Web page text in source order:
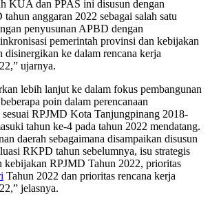
KUA dan PPAS ini disusun dengan
anggaran 2022 sebagai salah satu
penyusunan APBD dengan
pemerintah provinsi dan kebijakan
disinergikan ke dalam rencana kerja
ujarnya.
lebih lanjut ke dalam fokus pembangunan
poin dalam perencanaan
sesuai RPJMD Kota Tanjungpinang 2018-
tahun ke-4 pada tahun 2022 mendatang.
daerah sebagaimana disampaikan disusun
RKPD tahun sebelumnya, isu strategis
kebijakan RPJMD Tahun 2022, prioritas
Tahun 2022 dan prioritas rencana kerja
jelasnya.